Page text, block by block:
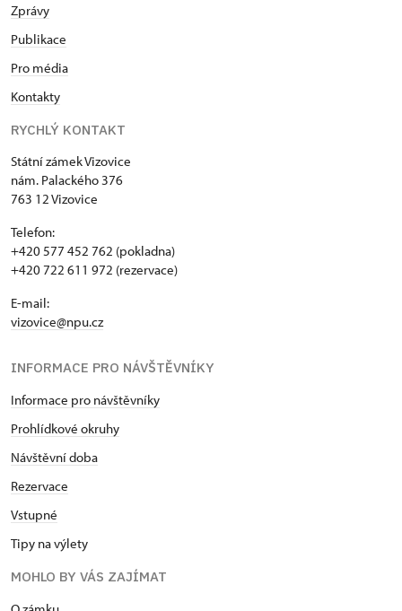
Zprávy
Publikace
Pro média
Kontakty
RYCHLÝ KONTAKT
Státní zámek Vizovice
nám. Palackého 376
763 12 Vizovice
Telefon:
+420 577 452 762 (pokladna)
+420 722 611 972 (rezervace)
E-mail:
vizovice@npu.cz
INFORMACE PRO NÁVŠTĚVNÍKY
Informace pro návštěvníky
Prohlídkové okruhy
Návštěvní doba
Rezervace
Vstupné
Tipy na výlety
MOHLO BY VÁS ZAJÍMAT